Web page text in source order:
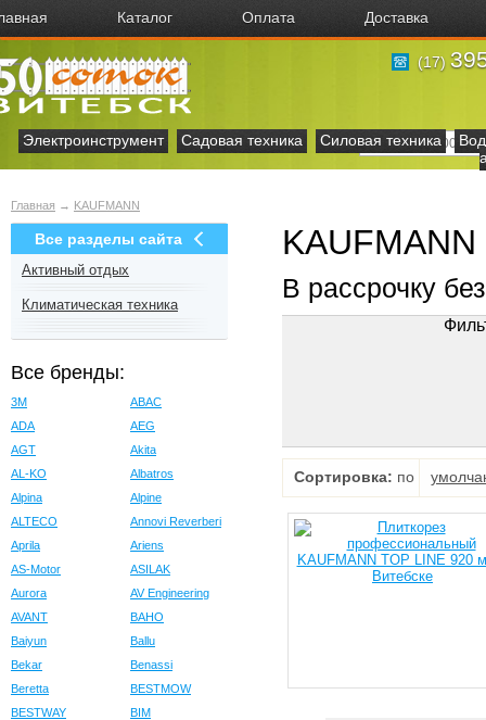
Каталог Оплата Доставка
(17)
Электроинструмент Садовая техника Силовая техника
Главная → KAUFMANN
Все разделы сайта
Активный отдых
Климатическая техника
Все бренды:
3M
ABAC
ADA
AEG
AGT
Akita
AL-KO
Albatros
Alpina
Alpine
ALTECO
Annovi Reverberi
Aprila
Ariens
AS-Motor
ASILAK
Aurora
AV Engineering
AVANT
BAHO
Baiyun
Ballu
Bekar
Benassi
Beretta
BESTMOW
BESTWAY
BIM
В рассрочку
Сортировка: по